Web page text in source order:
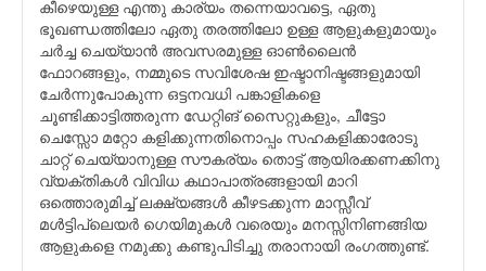
കീഴെയുള്ള എന്തു കാര്യം തന്നെയാവട്ടെ, ഏതു
ഭൂഖണ്ഡത്തിലോ ഏതു തരത്തിലോ ഉള്ള ആളുകളുമായും
ചർച്ച ചെയ്യാൻ അവസരമുള്ള ഓൺലൈൻ
ഫോറങ്ങളും, നമ്മുടെ സവിശേഷ ഇഷ്ടാനിഷ്ടങ്ങളുമായി
ചേർന്നുപോകുന്ന ഒട്ടനവധി പങ്കാളികളെ
ചൂണ്ടിക്കാട്ടിത്തരുന്ന ഡേറ്റിങ് സൈറ്റുകളും, ചീട്ടോ
ചെസ്സോ മറ്റോ കളിക്കുന്നതിനൊപ്പം സഹകളിക്കാരോടു
ചാറ്റ് ചെയ്യാനുള്ള സൗകര്യം തൊട്ട് ആയിരക്കണക്കിനു
വ്യക്തികൾ വിവിധ കഥാപാത്രങ്ങളായി മാറി
ഒത്തൊരുമിച്ച് ലക്ഷ്യങ്ങൾ കീഴടക്കുന്ന മാസ്സീവ്
മൾട്ടിപ്ലെയർ ഗെയിമുകൾ വരെയും മനസ്സിനിണങ്ങിയ
ആളുകളെ നമുക്കു കണ്ടുപിടിച്ചു തരാനായി രംഗത്തുണ്ട്.